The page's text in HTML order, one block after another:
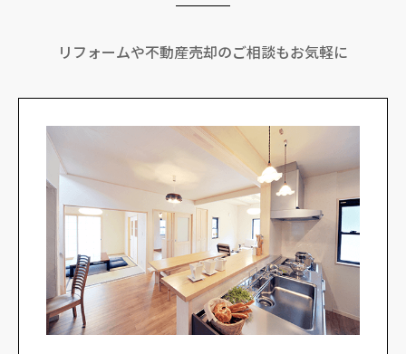
リフォームや不動産売却のご相談もお気軽に